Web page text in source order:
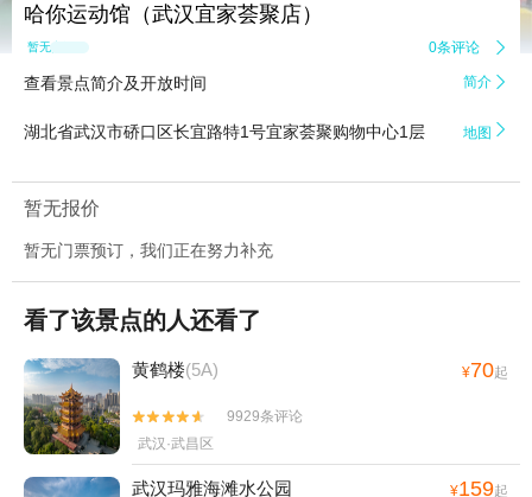
哈你运动馆（武汉宜家荟聚店）
暂无点评 0条评论 
查看景点简介及开放时间 简介 
湖北省武汉市硚口区长宜路特1号宜家荟聚购物中心1层 地图 
暂无报价
暂无门票预订，我们正在努力补充
看了该景点的人还看了
黄鹤楼(5A) ¥70起


9929条评论
武汉·武昌区
武汉玛雅海滩水公园 ¥159起